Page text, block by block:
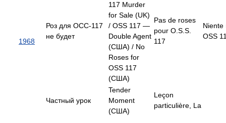
1968
Роз для ОСС-117
не будет
117 Murder
for Sale (UK)
/ OSS 117 —
Double Agent
(США) / No
Roses for
OSS 117
(США)
Pas de roses
pour O.S.S.
117
Niente
OSS
Частный урок
Tender
Moment
(США)
Leçon
particulière, La